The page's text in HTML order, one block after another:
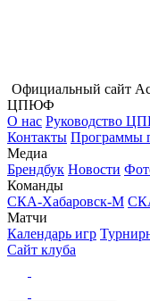
Официальный сайт
ЦПЮФ
О нас Руководство
Контакты Программы
Медиа
Брендбук Новости
Команды
СКА-Хабаровск-М
Матчи
Календарь игр
Сайт клуба